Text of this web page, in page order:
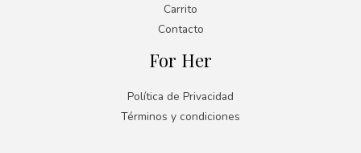
Carrito
Contacto
For Her
Política de Privacidad
Términos y condiciones